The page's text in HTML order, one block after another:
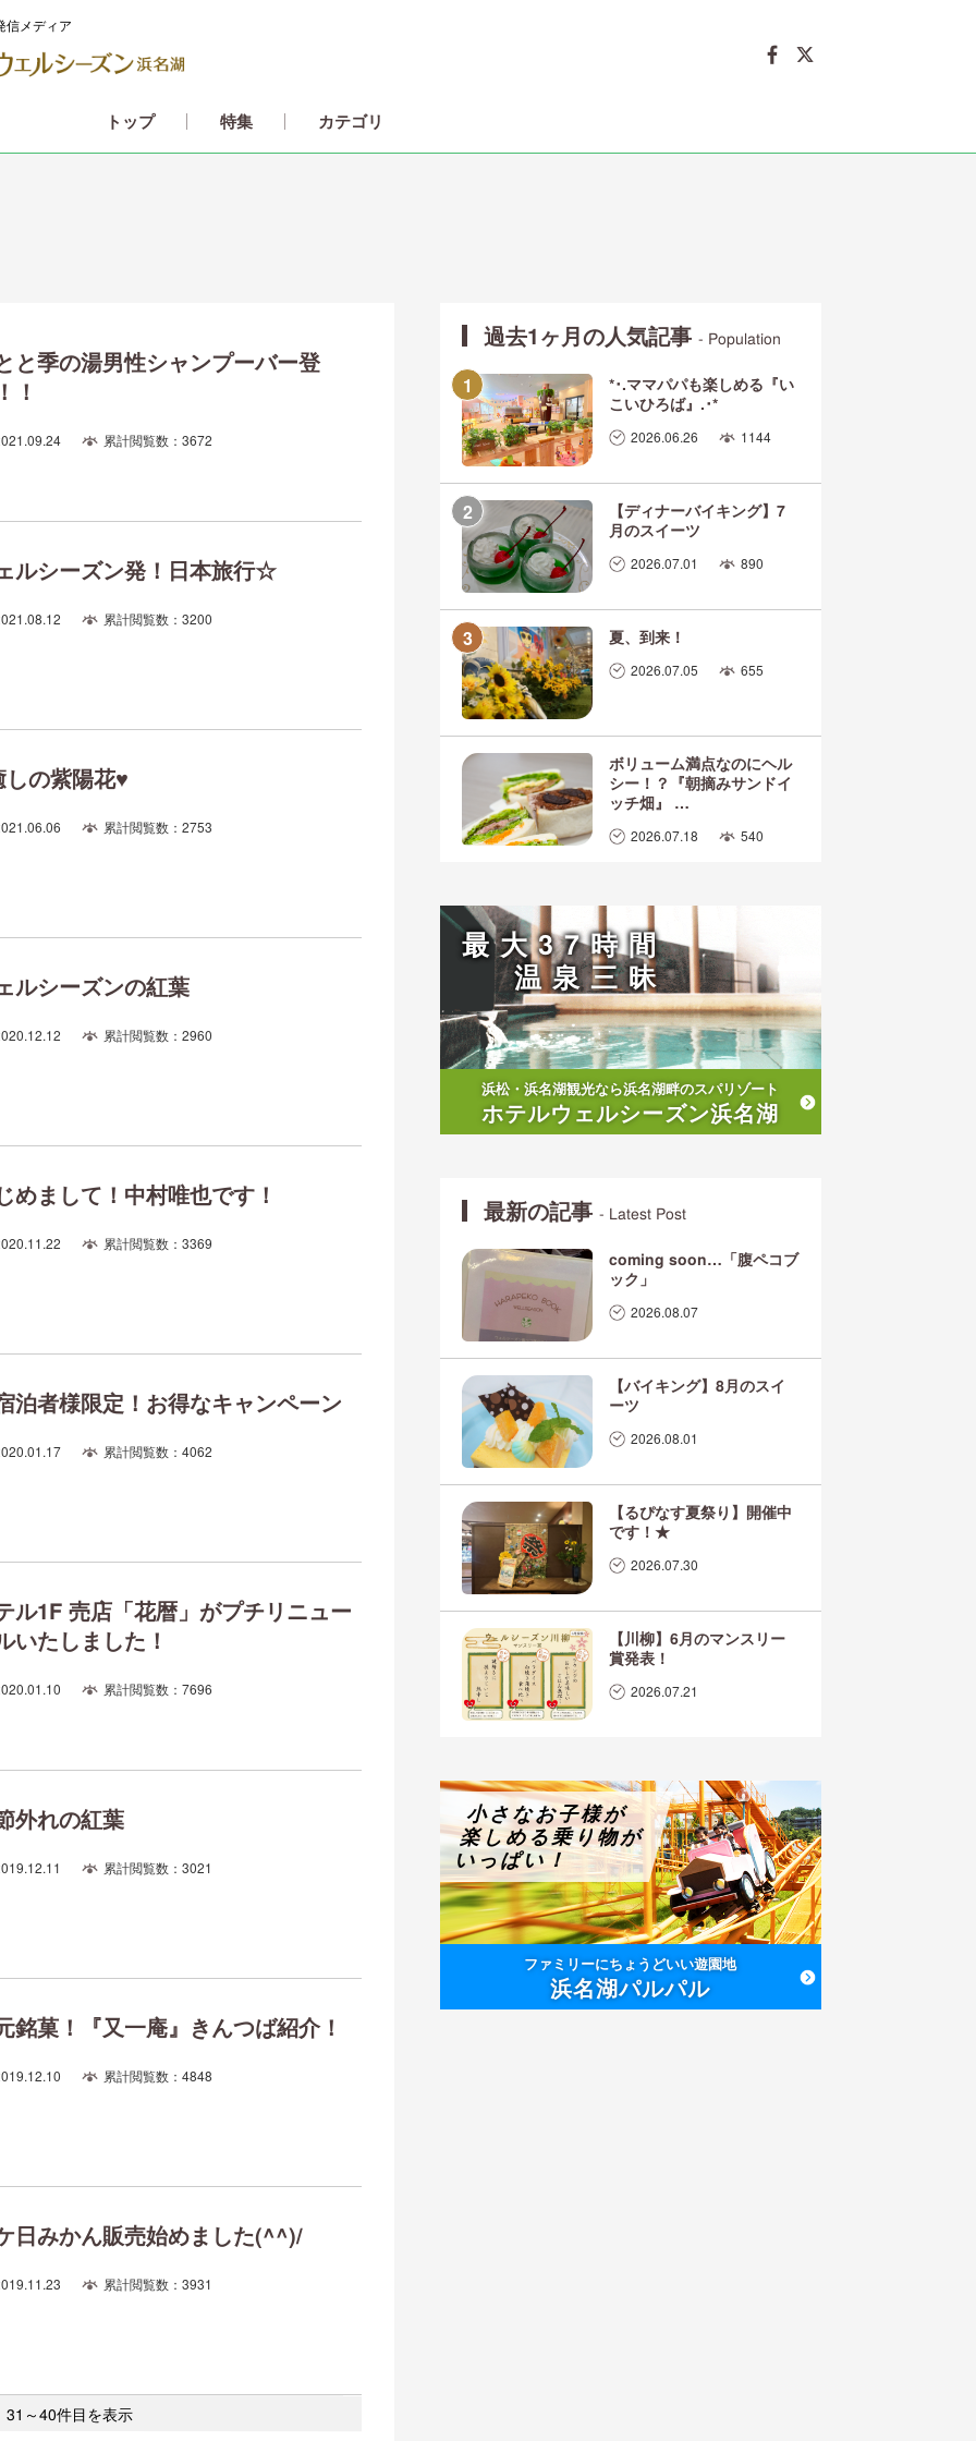
信メディア
トップ 特集 カテゴリ
と季の湯男性シャンプーバー登
！
累計閲覧数：3672
ルシーズン発！日本旅行☆
累計閲覧数：3200
の紫陽花♥
累計閲覧数：2753
ルシーズンの紅葉
累計閲覧数：2960
めまして！中村唯也です！
累計閲覧数：3369
泊者様限定！お得なキャンペーン
累計閲覧数：4062
ル1F 売店「花暦」がプチリニュー
いたしました！
累計閲覧数：7696
外れの紅葉
累計閲覧数：3021
銘菓！『又一庵』きんつば紹介！
累計閲覧数：4848
日みかん販売始めました(^^)/
累計閲覧数：3931
～40件目を表示
過去1ヶ月の人気記事- Population
*･.ママパパも楽しめる『い
こいひろば』.･*
2026.06.26 1144
【ディナーバイキング】7
月のスイーツ
2026.07.01 890
夏、到来！
2026.07.05 655
ボリューム満点なのにヘル
シー！？『朝摘みサンドイ
ッチ畑』 …
2026.07.18 540
最大37時間
温泉三昧
浜松・浜名湖観光なら浜名湖畔のスパリゾート
ホテルウェルシーズン浜名湖
最新の記事- Latest Post
coming soon…「腹ペコブ
ック」
2026.08.07
【バイキング】8月のスイ
ーツ
2026.08.01
【るぴなす夏祭り】開催中
です！★
2026.07.30
【川柳】6月のマンスリー
賞発表！
2026.07.21
小さなお子様が
楽しめる乗り物が
いっぱい！
ファミリーにちょうどいい遊園地
浜名湖パルパル